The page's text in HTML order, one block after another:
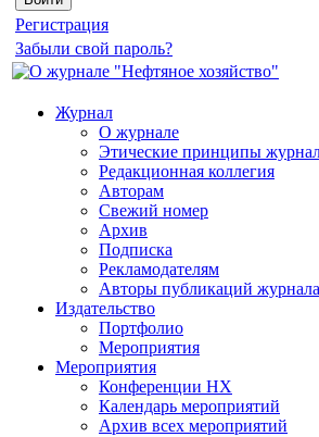
Регистрация
Забыли свой пароль?
Журнал
О журнале
Этические принципы
Редакционная коллегия
Авторам
Свежий номер
Архив
Подписка
Рекламодателям
Авторы публикаций журнала
Издательство
Портфолио
Мероприятия
Мероприятия
Конференции НХ
Календарь мероприятий
Архив всех мероприятий